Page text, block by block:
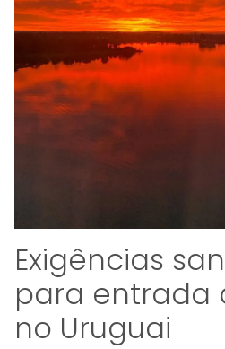
Exigências
para entrada
no Uruguai